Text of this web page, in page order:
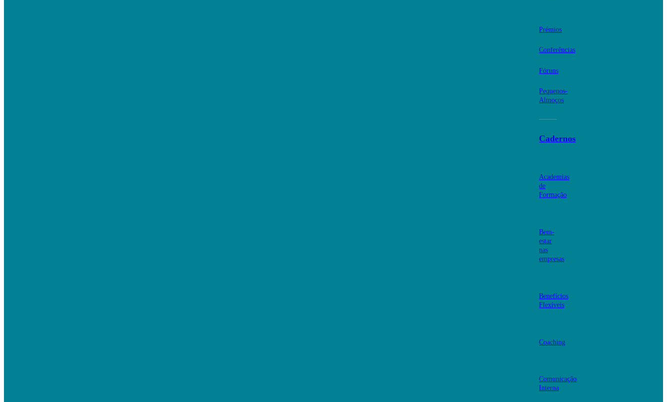
Prémios
Conferências
Fóruns
Pequenos-
Almoços
Cadernos
Academias
de
Formação
Bem-
estar
nas
empresas
Benefícios
Flexíveis
Coaching
Comunicação
Interna